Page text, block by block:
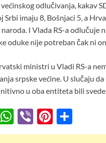
odlučivanja, kakav
Srbi imaju 8, Bošnjaci 5, a
I Vlada RS-a
oduke nije potreban čak ni
ministri u Vladi RS-a
srpske većine. U slučaju
u oba entiteta bili
W
h
Vi
b
Pi
nt h